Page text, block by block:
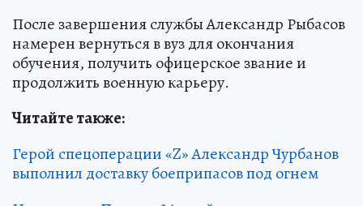
После завершения службы Александр Рыбасов
намерен вернуться в вуз для окончания
обучения, получить офицерское звание и
продолжить военную карьеру.
Читайте также:
Герой спецоперации «Z» Александр Чурбанов
выполнил доставку боеприпасов под огнем